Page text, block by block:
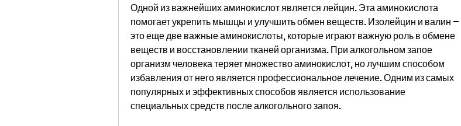
Одной из важнейших аминокислот является лейцин. Эта аминокислота
помогает укрепить мышцы и улучшить обмен веществ. Изолейцин и валин –
это еще две важные аминокислоты, которые играют важную роль в обмене
веществ и восстановлении тканей организма. При алкогольном запое
организм человека теряет множество аминокислот, но лучшим способом
избавления от него является профессиональное лечение. Одним из самых
популярных и эффективных способов является использование
специальных средств после алкогольного запоя.